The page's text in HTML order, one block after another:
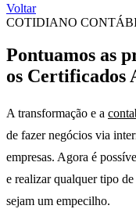
Voltar
COTIDIANO
Pontuamos as
os Certificados
A transformação e a
de fazer negócios via
empresas. Agora é
e realizar qualquer tipo
sejam um empecilho.